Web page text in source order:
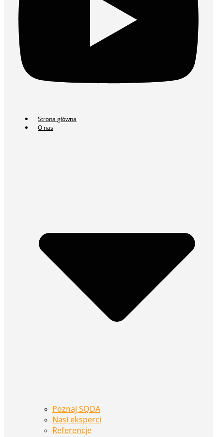
Strona główna
O nas
Poznaj SQDA
Nasi eksperci
Referencje